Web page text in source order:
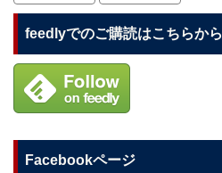
feedlyでのご購読はこちらから
Facebookページ